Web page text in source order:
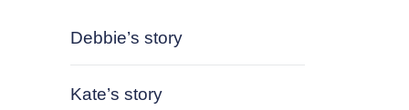
Debbie’s story
Kate’s story